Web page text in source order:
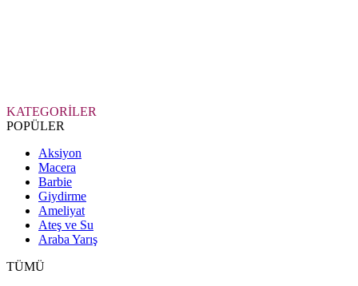
KATEGORİLER
POPÜLER
Aksiyon
Macera
Barbie
Giydirme
Ameliyat
Ateş ve Su
Araba Yarış
TÜMÜ